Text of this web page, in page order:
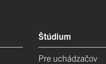
Štúdium
Pre uchádzačov